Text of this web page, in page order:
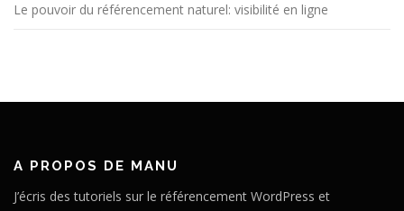
Le pouvoir du référencement naturel: visibilité en ligne
A PROPOS DE MANU
J’écris des tutoriels sur le référencement WordPress et